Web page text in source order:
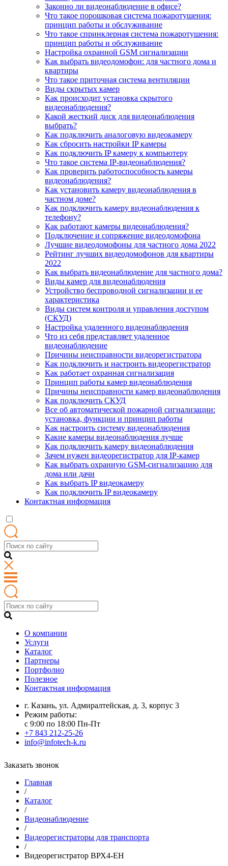
Законно ли видеонаблюдение в офисе?
Что такое порошковая система пожаротушения:
принцип работы и обслуживание
Что такое спринклерная система пожаротушения:
принцип работы и обслуживание
Настройка охранной GSM сигнализации
Как выбрать видеодомофон: для частного дома и
квартиры
Что такое приточная система вентиляции
Виды скрытых камер
Как происходит установка скрытого
видеонаблюдения?
Какой жесткий диск для видеонаблюдения
выбрать?
Как подключить аналоговую видеокамеру
Как сбросить настройки IP камеры
Как подключить IP камеру к компьютеру
Что такое система IP-видеонаблюдения?
Как проверить работоспособность камеры
видеонаблюдения?
Как установить камеру видеонаблюдения в
частном доме?
Как подключить камеру видеонаблюдения к
телефону?
Как работают камеры видеонаблюдения?
Подключение и сопряжение видеодомофона
Лучшие видеодомофоны для частного дома 2022
Рейтинг лучших видеодомофонов для квартиры
2022
Как выбрать видеонаблюдение для частного дома?
Виды камер для видеонаблюдения
Устройство беспроводной сигнализации и ее
характеристика
Виды систем контроля и управления доступом
(СКУД)
Настройка удаленного видеонаблюдения
Что из себя представляет удаленное
видеонаблюдение
Причины неисправности видеорегистратора
Как подключить и настроить видеорегистратор
Как работает охранная сигнализация
Принцип работы камер видеонаблюдения
Причины неисправности камер видеонаблюдения
Как подключить СКУД
Все об автоматической пожарной сигнализации:
установка, функции и принцип работы
Как настроить систему видеонаблюдения
Какие камеры видеонаблюдения лучше
Как подключить камеру видеонаблюдения
Зачем нужен видеорегистратор для IP-камер
Как выбрать охранную GSM-сигнализацию для
дома или дачи
Как выбрать IP видеокамеру
Как подключить IP видеокамеру
Контактная информация
О компании
Услуги
Каталог
Партнеры
Портфолио
Полезное
Контактная информация
г. Казань, ул. Адмиралтейская, д. 3, корпус 3
Режим работы:
с 9:00 по 18:00 Пн-Пт
+7 843 212-25-26
info@infotech-k.ru
Заказать звонок
Главная
/
Каталог
/
Видеонаблюдение
/
Видеорегистраторы для транспорта
/
Видеорегистратор ВРХ4-ЕН